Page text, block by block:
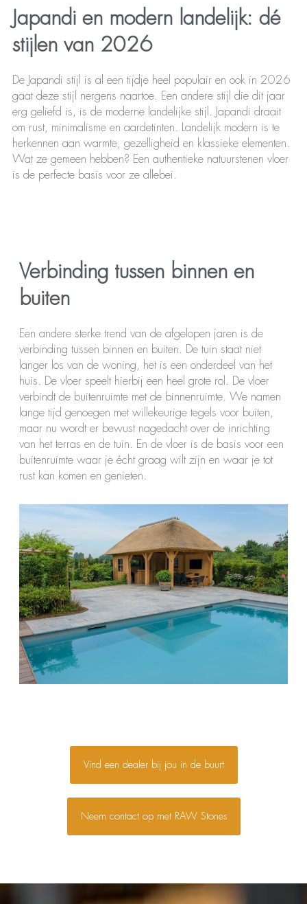
Japandi en modern landelijk: dé
stijlen van 2026
De Japandi stijl is al een tijdje heel populair en ook in 2026
gaat deze stijl nergens naartoe. Een andere stijl die dit jaar
erg geliefd is, is de moderne landelijke stijl. Japandi draait
om rust, minimalisme en aardetinten. Landelijk modern is te
herkennen aan warmte, gezelligheid en klassieke elementen.
Wat ze gemeen hebben? Een authentieke natuurstenen vloer
is de perfecte basis voor ze allebei.
Verbinding tussen binnen en
buiten
Een andere sterke trend van de afgelopen jaren is de
verbinding tussen binnen en buiten. De tuin staat niet
langer los van de woning, het is een onderdeel van het
huis. De vloer speelt hierbij een heel grote rol. De vloer
verbindt de buitenruimte met de binnenruimte. We namen
lange tijd genoegen met willekeurige tegels voor buiten,
maar nu wordt er bewust nagedacht over de inrichting
van het terras en de tuin. En de vloer is de basis voor een
buitenruimte waar je écht graag wilt zijn en waar je tot
rust kan komen en genieten.
Vind een dealer bij jou in de buurt
Neem contact op met RAW Stones